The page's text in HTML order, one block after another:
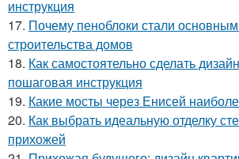
инструкция
17. Почему пеноблоки стали
строительства домов
18. Как самостоятельно сделать
пошаговая инструкция
19. Какие мосты через Енисей
20. Как выбрать идеальную отделку
прихожей